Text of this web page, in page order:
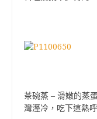
茶碗蒸 – 滑嫩的蒸
灣溼冷，吃下這熱